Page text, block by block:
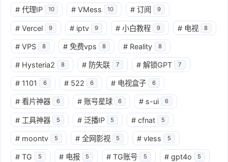
# 代理IP 10 # VMess 10 # 订阅 9
# Vercel 9 # iptv 9 # 小白教程 9 # 电视 8
# VPS 8 # 免费vps 8 # Reality 8
# Hysteria2 8 # 防失联 7 # 解锁GPT 7
# 1101 6 # 522 6 # 电视盒子 6
# 看片神器 6 # 账号星球 6 # s-ui 6
# 工具神器 5 # 泛播IP 5 # cfnat 5
# moontv 5 # 全网影视 5 # vless 5
# TG 5 # 电报 5 # TG账号 5 # gpt4o 5